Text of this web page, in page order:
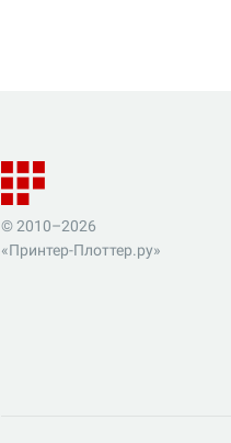
© 2010–2026
«Принтер-Плоттер.ру»